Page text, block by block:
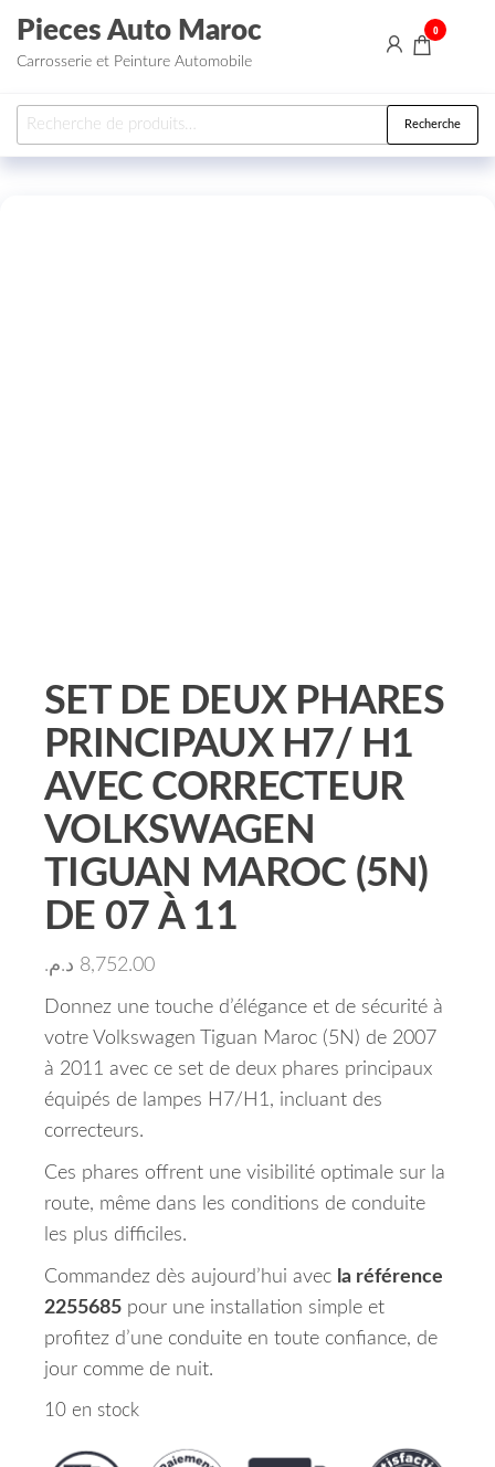
Aller au contenu
Pieces Auto Maroc
Carrosserie et Peinture Automobile
0
Recherche pour : Recherche
SET DE DEUX PHARES
PRINCIPAUX H7/ H1
AVEC CORRECTEUR
VOLKSWAGEN
TIGUAN MAROC (5N)
DE 07 À 11
8,752.00 د.م.
Donnez une touche d’élégance et de sécurité à
votre Volkswagen Tiguan Maroc (5N) de 2007
à 2011 avec ce set de deux phares principaux
équipés de lampes H7/H1, incluant des
correcteurs.
Ces phares offrent une visibilité optimale sur la
route, même dans les conditions de conduite
les plus difficiles.
Commandez dès aujourd’hui avec la référence
2255685 pour une installation simple et
profitez d’une conduite en toute confiance, de
jour comme de nuit.
10 en stock